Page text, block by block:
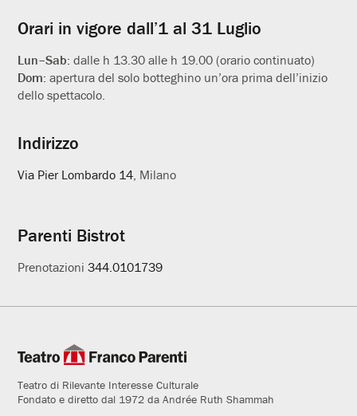
Orari in vigore dall’1 al 31 Luglio
Lun–Sab:dalle h 13.30 alle h 19.00 (orario continuato)
Dom:apertura del solo botteghino un’ora prima dell’inizio
dello spettacolo.
Indirizzo
Via Pier Lombardo 14 , Milano
Parenti Bistrot
Prenotazioni344.0101739
Teatro di Rilevante Interesse Culturale
Fondato e diretto dal 1972 da Andrée Ruth Shammah